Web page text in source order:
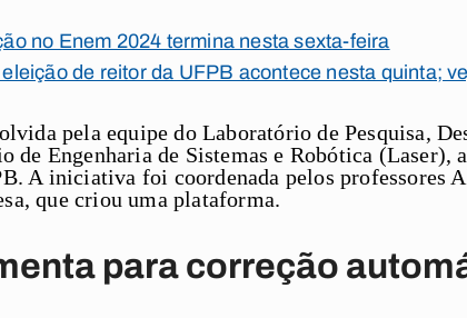
no Enem 2024 termina nesta sexta-feira
de reitor da UFPB acontece nesta quinta;
pela equipe do Laboratório de Pesquisa,
de Engenharia de Sistemas e Robótica (Laser),
A iniciativa foi coordenada pelos professores
que criou uma plataforma.
para correção